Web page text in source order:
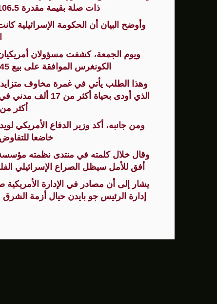
زامير: أضعفنا حماس بشكل كبير وغيّرنا
الوفد الأمريكي يطلب تعليق المفاوضات
بشارة مرجية - مصور ومونتير فيلم
ذات صلة بقيمة مقدرة 106.5 مليون دولار إلى حكومة إسرائيل".
ويوم الجمعة، كشفت مسؤولان
الكونغرس الموافقة على بيع 45 ألف قذيفة لدبابات ميركافا الإسرائيلية.
وهذا الطلب يأتي في غمرة مخاوف
أكثر من 46 ألفا
ومن جانبه، أكد وزير الدفاع الأمريكي
خاضعا
وقال خلال كلمته في منتدى نظمته مؤسسة
أفق للأمل سيظل الصراع الإسرائيلي
يشار إلى أن مصادر في الإدارة
إدارة الرئيس جو بايدن حيال أزمة